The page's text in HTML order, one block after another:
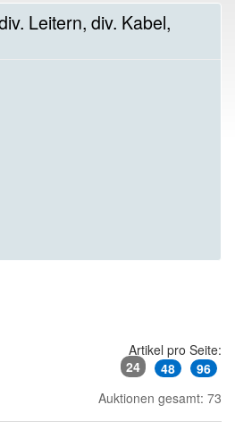
Leitern, div. Kabel,
Artikel pro Seite:
24
48
96
Auktionen gesamt: 73